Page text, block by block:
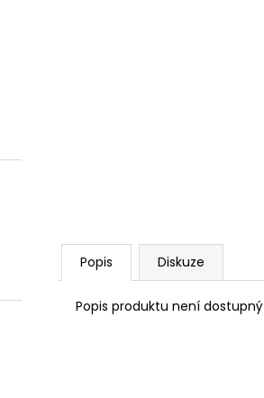
Popis Diskuze
Popis produktu není dostupný